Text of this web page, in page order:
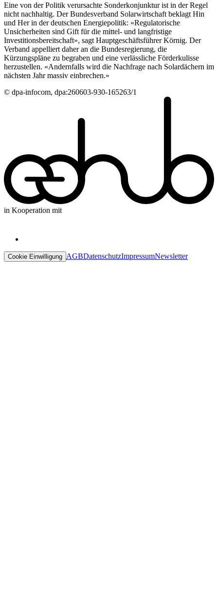
Eine von der Politik verursachte Sonderkonjunktur ist in der Regel
nicht nachhaltig. Der Bundesverband Solarwirtschaft beklagt Hin
und Her in der deutschen Energiepolitik: «Regulatorische
Unsicherheiten sind Gift für die mittel- und langfristige
Investitionsbereitschaft», sagt Hauptgeschäftsführer Körnig. Der
Verband appelliert daher an die Bundesregierung, die
Kürzungspläne zu begraben und eine verlässliche Förderkulisse
herzustellen. «Andernfalls wird die Nachfrage nach Solardächern im
nächsten Jahr massiv einbrechen.»
© dpa-infocom, dpa:260603-930-165263/1
in Kooperation mit
Cookie Einwilligung AGBDatenschutzImpressumNewsletter